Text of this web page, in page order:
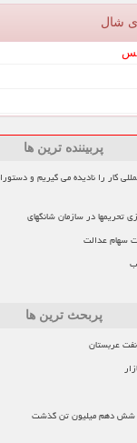
شال
پربیننده ترین ها
کار را نادیده می گیریم و
تحریمها در سازمان شانگهای
سهام عدالت
پربحث ترین ها
عربستان